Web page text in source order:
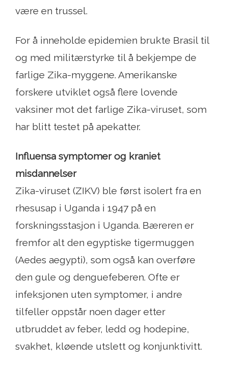
være en trussel.
For å inneholde epidemien brukte Brasil til
og med militærstyrke til å bekjempe de
farlige Zika-myggene. Amerikanske
forskere utviklet også flere lovende
vaksiner mot det farlige Zika-viruset, som
har blitt testet på apekatter.
Influensa symptomer og kraniet
misdannelser
Zika-viruset (ZIKV) ble først isolert fra en
rhesusap i Uganda i 1947 på en
forskningsstasjon i Uganda. Bæreren er
fremfor alt den egyptiske tigermuggen
(Aedes aegypti), som også kan overføre
den gule og denguefeberen. Ofte er
infeksjonen uten symptomer, i andre
tilfeller oppstår noen dager etter
utbruddet av feber, ledd og hodepine,
svakhet, kløende utslett og konjunktivitt.